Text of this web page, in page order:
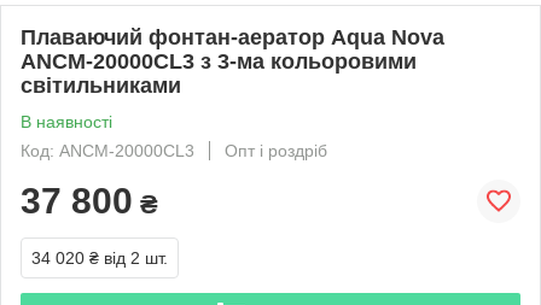
Плаваючий фонтан-аератор Aqua Nova
ANCM-20000СL3 з 3-ма кольоровими
світильниками
В наявності
Код: ANCM-20000CL3
Опт і роздріб
37 800 ₴
34 020 ₴ від 2 шт.